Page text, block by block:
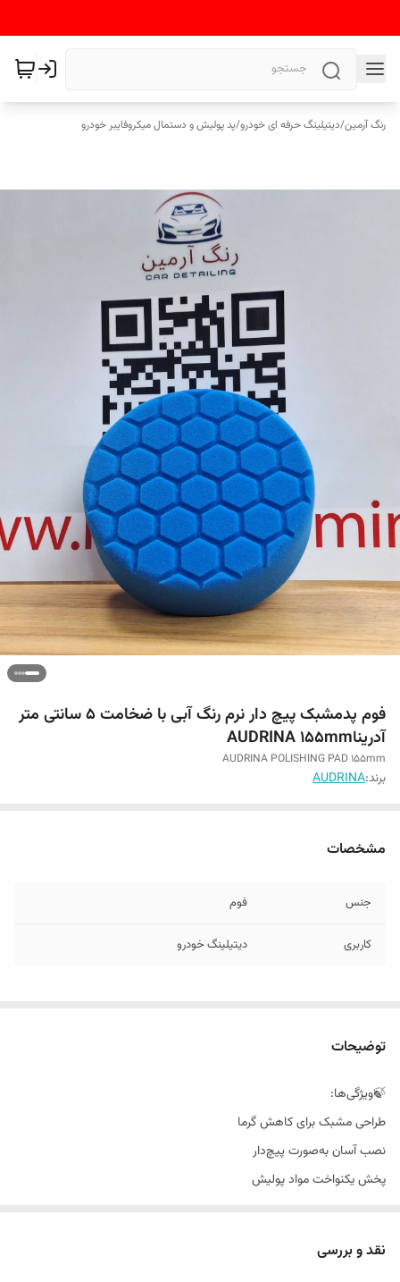
رنگ آرمین/دیتیلینگ حرفه ای خودرو/پد پولیش و دستمال میکروفایبر خودرو
فوم پدمشبک پیچ دار نرم رنگ آبی با ضخامت ۵ سانتی متر
آدریناAUDRINA 155mm
AUDRINA POLISHING PAD 155mm
برند:AUDRINA
مشخصات
جنس فوم
کاربری دیتیلینگ خودرو
توضیحات
🍃ویژگی‌ها:
طراحی مشبک برای کاهش گرما
نصب آسان به‌صورت پیچ‌دار
پخش یکنواخت مواد پولیش
نقد و بررسی